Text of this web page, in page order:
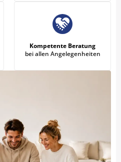
Kompetente Beratung
bei allen Angelegenheiten